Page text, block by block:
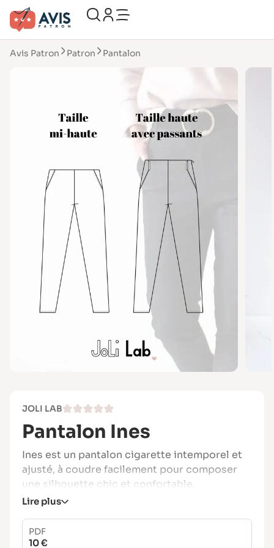
Avis Patron Patron Pantalon
JOLI LAB
Pantalon Ines
Ines est un pantalon cigarette intemporel et
ajusté, à coudre facilement pour composer
une silhouette chic et confortable.
Sa coupe structurée s’adapte à votre
morphologie avec deux hauteurs de taille au
choix : mi-haute ou taille haute.
Lire plus
PDF
10 €